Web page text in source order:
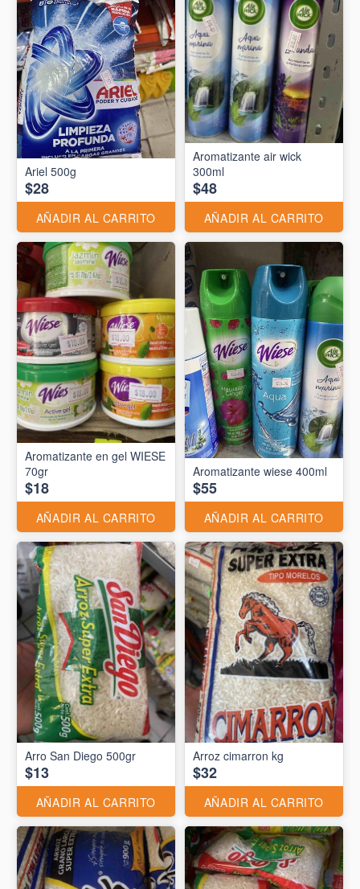
Ariel 500g
$28
AÑADIR AL CARRITO
Aromatizante air wick
300ml
$48
AÑADIR AL CARRITO
Aromatizante en gel WIESE
70gr
$18
AÑADIR AL CARRITO
Aromatizante wiese 400ml
$55
AÑADIR AL CARRITO
Arro San Diego 500gr
$13
AÑADIR AL CARRITO
Arroz cimarron kg
$32
AÑADIR AL CARRITO